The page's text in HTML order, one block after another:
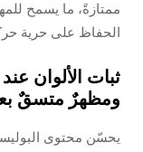
ممتازةً، ما يسمح
الحفاظ على حرية
ثبات الألوان
ومظهرٌ متسقٌ
يحسّن محتوى